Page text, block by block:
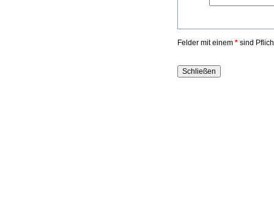
Felder mit einem * sind